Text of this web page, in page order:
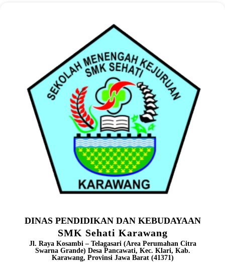
DINAS PENDIDIKAN DAN KEBUDAYAAN
SMK Sehati Karawang
Jl. Raya Kosambi – Telagasari (Area Perumahan Citra
Swarna Grande) Desa Pancawati, Kec. Klari, Kab.
Karawang, Provinsi Jawa Barat (41371)